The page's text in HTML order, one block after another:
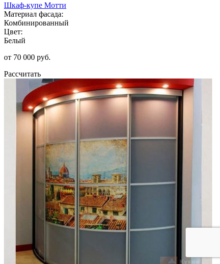
Шкаф-купе Мотти
Материал фасада:
Комбинированный
Цвет:
Белый
от 70 000 руб.
Рассчитать